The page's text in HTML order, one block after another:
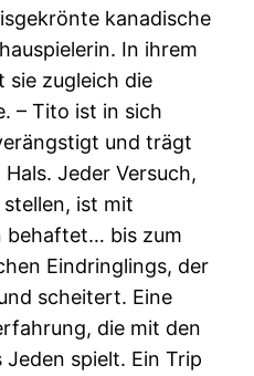
kanadische
In ihrem
sie zugleich die
– Tito ist in sich
und trägt
Jeder Versuch,
ist mit
behaftet… bis zum
Eindringlings, der
scheitert. Eine
die mit den
spielt. Ein Trip